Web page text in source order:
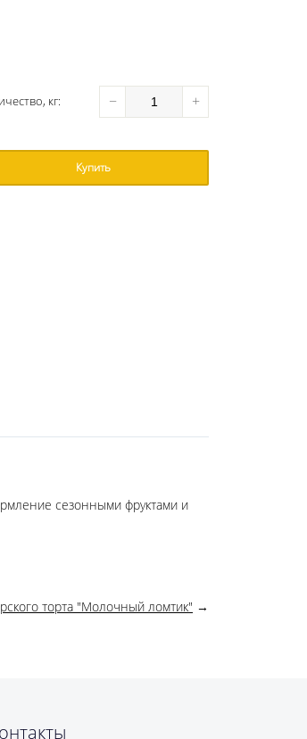
, кг: − +
Купить
сезонными фруктами и
торта "Молочный ломтик" →